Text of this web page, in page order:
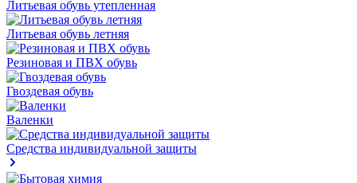
Литьевая обувь утепленная
Литьевая обувь летняя
Резиновая и ПВХ обувь
Гвоздевая обувь
Валенки
Средства индивидуальной защиты